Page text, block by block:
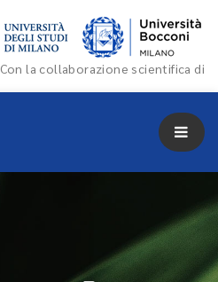
Con la collaborazione scientifica di